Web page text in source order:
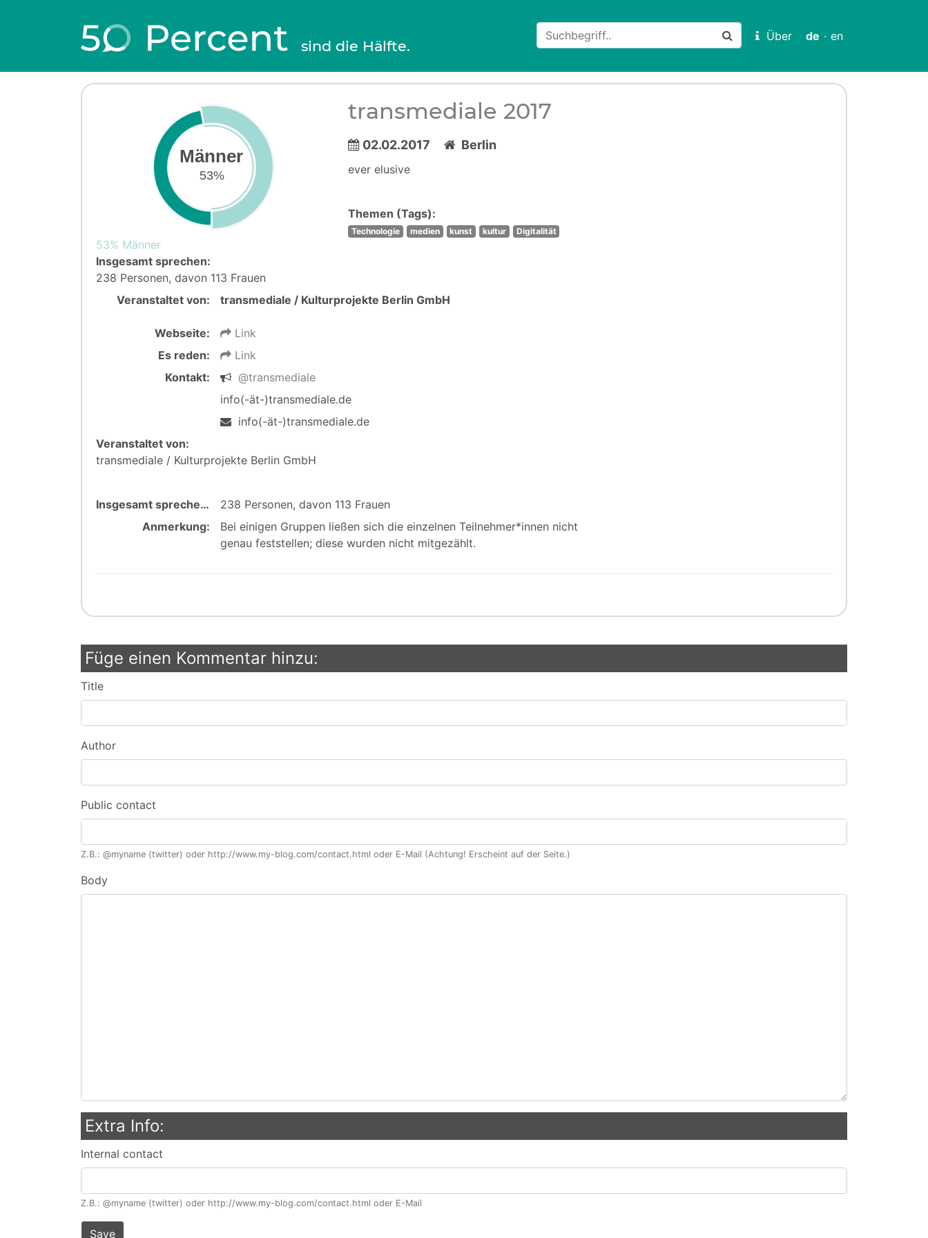
sind die Hälfte.
Über de · en
Männer
53%
53% Männer
Insgesamt sprechen:
238 Personen, davon 113 Frauen
transmediale 2017
02.02.2017 Berlin
ever elusive
Themen (Tags):
Technologie medien kunst kultur Digitalität
Veranstaltet von: transmediale / Kulturprojekte Berlin GmbH
Webseite:
Link
Es reden:
Link
Kontakt:
@transmediale
info(-ät-)transmediale.de
info(-ät-)transmediale.de
Veranstaltet von:
transmediale / Kulturprojekte Berlin GmbH
Insgesamt sprechen:
238 Personen, davon 113 Frauen
Anmerkung:
Bei einigen Gruppen ließen sich die einzelnen Teilnehmer*innen nicht
genau feststellen; diese wurden nicht mitgezählt.
Füge einen Kommentar hinzu:
Title
Author
Public contact
Z.B.: @myname (twitter) oder http://www.my-blog.com/contact.html oder E-Mail (Achtung! Erscheint auf der Seite.)
Body
Extra Info:
Internal contact
Z.B.: @myname (twitter) oder http://www.my-blog.com/contact.html oder E-Mail